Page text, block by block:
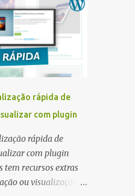
calendário de
tipos de sistemas em
área de divulgação
muito simples de
é o Event Plugin
. Event Plugin
de eventos ou
grátis para exibir
feito em
ajuda a criar e
site WordPress,
e Tema DIVI ,
o gerador de
rápida de
com plugin
rápida de
com plugin
recursos extras
ou visualização